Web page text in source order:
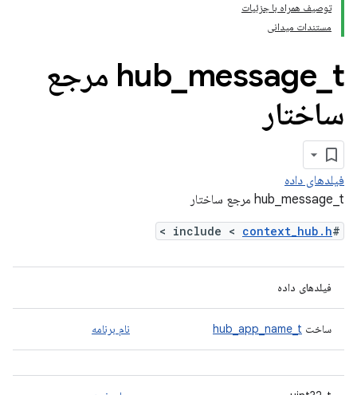
توصیف همراه با جزئیات
مستندات میدانی
hub message
t مرجع
ساختار
فیلدهای داده
hub_message_t مرجع ساختار
#include <
context_hub.h
>
فیلدهای داده
ساخت hub_app_name_t نام برنامه